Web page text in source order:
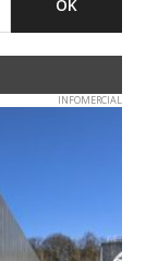
INFOMERCIAL